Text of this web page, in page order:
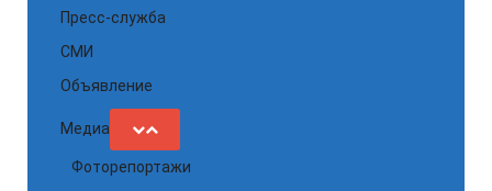
Пресс-служба
СМИ
Объявление
Медиа
Фоторепортажи